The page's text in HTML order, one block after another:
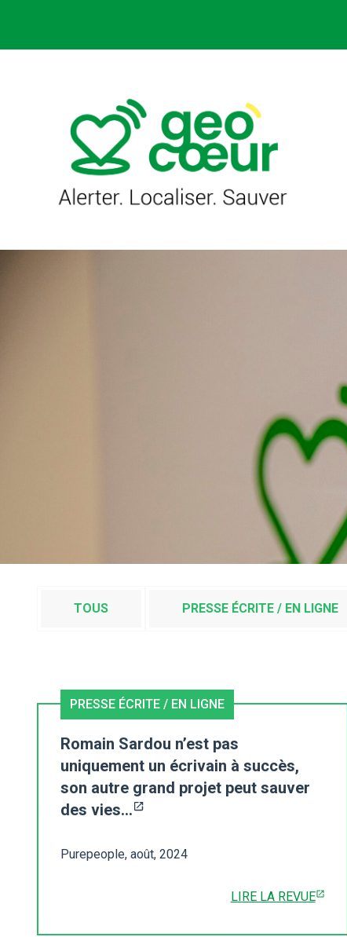
TOUS PRESSE ÉCRITE / EN LIGNE
PRESSE ÉCRITE / EN LIGNE
Romain Sardou n’est pas
uniquement un écrivain à succès,
son autre grand projet peut sauver
des vies…
Purepeople, août, 2024
LIRE LA REVUE